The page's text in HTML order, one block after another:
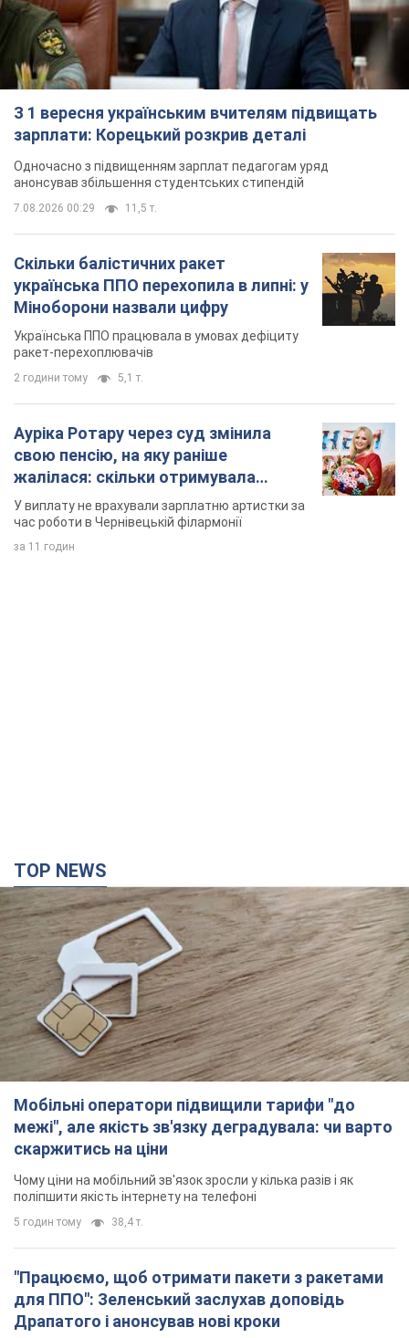
Скільки балістичних ракет
українська ППО перехопила в липні: у
Міноборони назвали цифру
Українська ППО працювала в умовах дефіциту
2 години тому 5,1 т.
Ауріка Ротару через суд змінила
свою пенсію, на яку раніше
час роботи в Чернівецькій філармонії
за 11 годин
межі", але якість зв'язку деградувала: чи варто
скаржитись на ціни
Чому ціни на мобільний зв'язок зросли у кілька разів і як
поліпшити якість інтернету на телефоні
5 годин тому 38,4 т.
"Працюємо, щоб отримати пакети з ракетами
для ППО": Зеленський заслухав доповідь
Драпатого і анонсував нові кроки
Зокрема, він обговорив з головкомом кадрові питання в
українській армії
2 години тому
В окупованій Ялті прогриміли потужні вибухи:
валить чорний дим. Фото і відео
3 години тому 4,9 т.